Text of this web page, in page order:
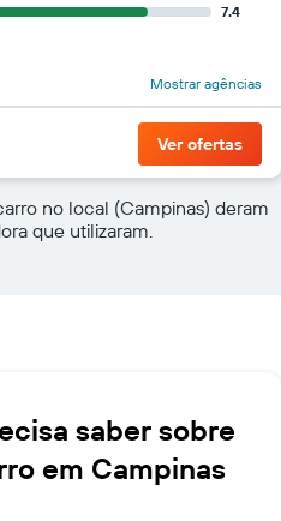
7.4
Mostrar agências
Ver ofertas
no local (Campinas) deram
que utilizaram.
saber sobre
em Campinas